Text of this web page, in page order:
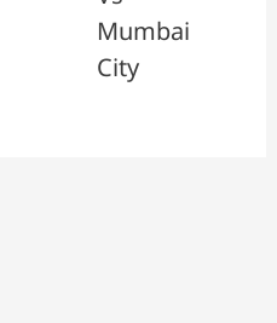
Mumbai
City